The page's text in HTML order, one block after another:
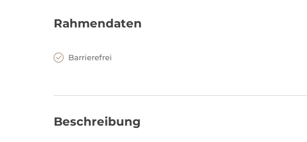
Rahmendaten
Barrierefrei
Beschreibung